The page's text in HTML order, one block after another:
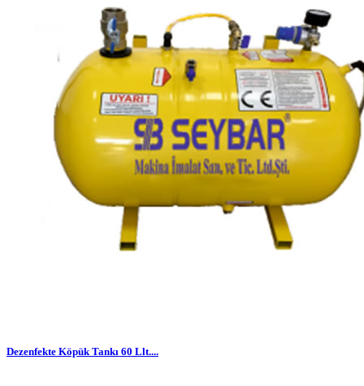
Dezenfekte Köpük Tankı 60 Llt....